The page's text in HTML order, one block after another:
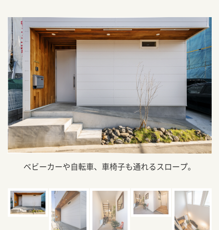
ベビーカーや自転車、車椅子も通れるスロープ。